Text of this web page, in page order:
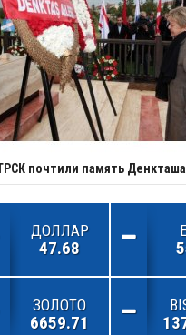
почтили память Денкташа
ДОЛЛАР
47.68
ЗОЛОТО
6659.71